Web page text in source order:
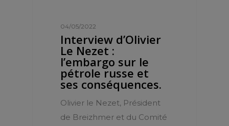
04/05/2022
Interview d’Olivier
Le Nezet :
l’embargo sur le
pétrole russe et
ses conséquences.
Olivier le Nezet, Président
de Breizhmer et du Comité